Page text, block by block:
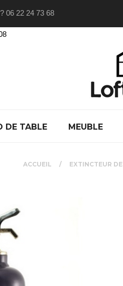
06 22 24 73 68
DE TABLE MEUBLE
ACCUEIL EXTINCTEUR